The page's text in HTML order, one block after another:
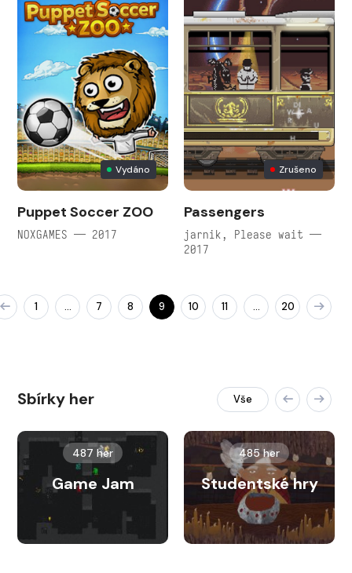
Vydáno
Puppet Soccer ZOO
NOXGAMES — 2017
Zrušeno
Passengers
jarnik, Please wait —
2017
1 … 7 8 9 10 11 … 20
Sbírky her Vše
487 her
Game Jam
485 her
Studentské hry